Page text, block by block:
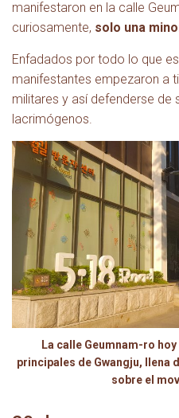
manifestaron en la calle
curiosamente, solo una
Enfadados por todo lo que
manifestantes empezaron a
militares y así defenderse de
lacrimógenos.
La calle Geumnam-ro
principales de Gwangju, llena
sobre el